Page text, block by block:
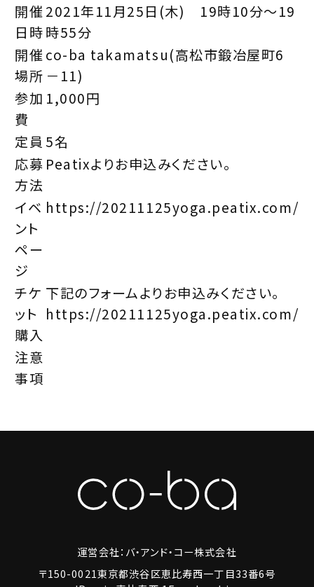
開催
日時
2021年11月25日(木) 19時10分～19
時55分
開催
場所
co-ba takamatsu(高松市鍛冶屋町6
－11)
参加
費
1,000円
定員 5名
応募
方法
Peatixよりお申込みください。
イベ
ント
ペー
ジ
https://20211125yoga.peatix.com/
チケ
ット
購入
下記のフォームよりお申込みください。
https://20211125yoga.peatix.com/
注意
事項
運営会社：バ・アンド・コー株式会社
〒150-0021東京都渋谷区恵比寿西一丁目33番6号